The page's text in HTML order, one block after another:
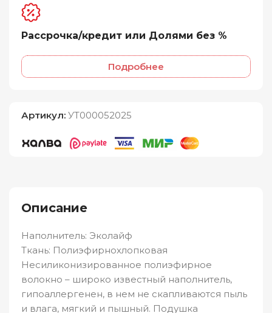
Рассрочка/кредит или Долями без %
Подробнее
Артикул:УТ000052025
Описание
Наполнитель: Эколайф
Ткань: Полиэфирнохлопковая
Несиликонизированное полиэфирное
волокно – широко известный наполнитель,
гипоаллергенен, в нем не скапливаются пыль
и влага, мягкий и пышный. Подушка